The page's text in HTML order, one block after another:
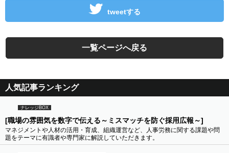
tweetする
一覧ページへ戻る
人気記事ランキング
ナレッジBOX
[職場の雰囲気を数字で伝える～ミスマッチを防ぐ採用広報～]
マネジメントや人材の活用・育成、組織運営など、人事労務に関する課題や問
題をテーマに有識者や専門家に解説していただきます。